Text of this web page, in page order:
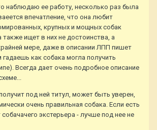
наблюдаю ее работу, несколько раз была
впечатление, что она любит
крупных и мощных собак
ищет в них не достоинства, а
мере, даже в описании ЛПП пишет
как собака могла получить
Всегда дает очень подробное описание
под ней титул, может быть уверен,
очень правильная собака. Если есть
экстерьера - лучше под нее не